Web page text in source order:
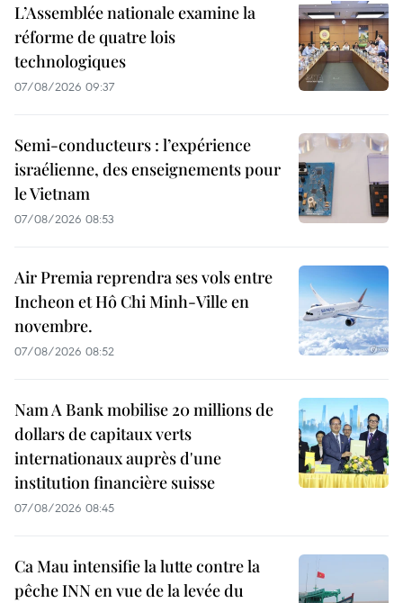
L’Assemblée nationale examine la
réforme de quatre lois
technologiques
07/08/2026 09:37
Semi-conducteurs : l’expérience
israélienne, des enseignements pour
le Vietnam
07/08/2026 08:53
Air Premia reprendra ses vols entre
Incheon et Hô Chi Minh-Ville en
novembre.
07/08/2026 08:52
Nam A Bank mobilise 20 millions de
dollars de capitaux verts
internationaux auprès d'une
institution financière suisse
07/08/2026 08:45
Ca Mau intensifie la lutte contre la
pêche INN en vue de la levée du